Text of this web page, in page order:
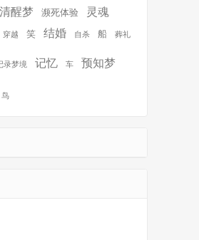
清醒梦 濒死体验 灵魂
穿越 笑 结婚 自杀 船 葬礼
录梦境 记忆 车 预知梦
鸟